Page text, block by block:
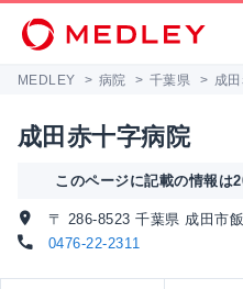
MEDLEY > 病院 > 千葉県 > 成
成田赤十字病院
このページに記載の情報は
〒 286-8523 千葉県 成田市
0476-22-2311